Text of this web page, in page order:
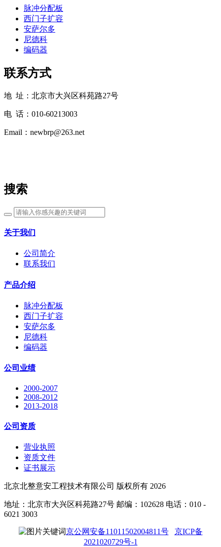
脉冲分配板
西门子扩容
安萨尔多
尼德科
编码器
联系方式
地 址：北京市大兴区科苑路27号
电 话：010-60213003
Email：newbrp@263.net
搜索
关于我们
公司简介
联系我们
产品介绍
脉冲分配板
西门子扩容
安萨尔多
尼德科
编码器
公司业绩
2000-2007
2008-2012
2013-2018
公司资质
营业执照
资质文件
证书展示
北京北整意安工程技术有限公司 版权所有 2026
地址：北京市大兴区科苑路27号 邮编：102628 电话：010 -
6021 3003
京公网安备11011502004811号
京ICP备
2021020729号-1